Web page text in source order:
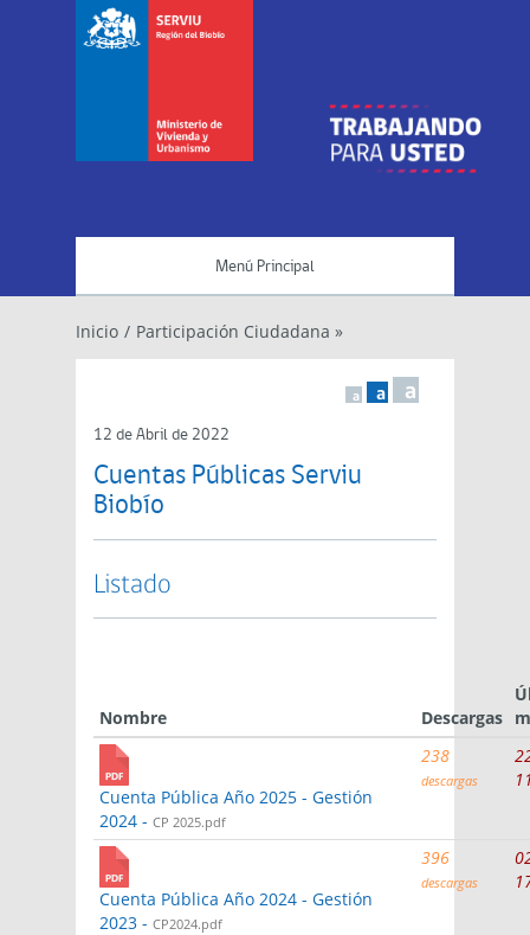
Menú Principal
Inicio / Participación Ciudadana »
a a a
12 de Abril de 2022
Cuentas Públicas Serviu
Biobío
Listado
Nombre Descargas
Cuenta Pública Año 2025 - Gestión
2024 - CP 2025.pdf
238
descargas
Cuenta Pública Año 2024 - Gestión
2023 - CP2024.pdf
396
descargas